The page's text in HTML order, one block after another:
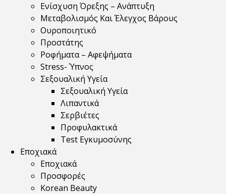
Ενίσχυση Όρεξης – Ανάπτυξη
Μεταβολισμός Και Έλεγχος Βάρους
Ουροποιητικό
Προστάτης
Ροφήματα – Αφεψήματα
Stress- Ύπνος
Σεξουαλική Υγεία
Σεξουαλική Υγεία
Λιπαντικά
Σερβιέτες
Προφυλακτικά
Test Εγκυμοσύνης
Εποχιακά
Εποχιακά
Προσφορές
Korean Beauty